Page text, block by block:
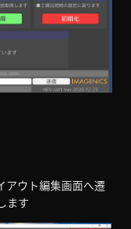
アウト編集画面へ遷
ます